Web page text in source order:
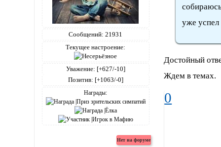
Сообщений: 21931
Текущее настроение:
Уважение: [+627/-10]
Позитив: [+1063/-0]
Награды:
уже успел
Достойный
Ждем в темах.
0